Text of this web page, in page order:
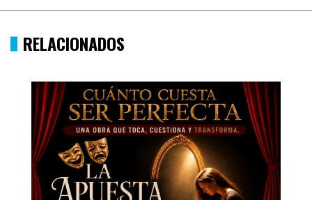
RELACIONADOS